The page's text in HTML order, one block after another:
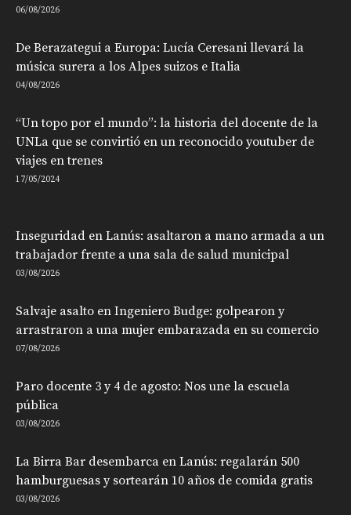
06/08/2026
De Berazategui a Europa: Lucía Ceresani llevará la
música surera a los Alpes suizos e Italia
04/08/2026
“Un topo por el mundo”: la historia del docente de la
UNLa que se convirtió en un reconocido youtuber de
viajes en trenes
17/05/2024
Inseguridad en Lanús: asaltaron a mano armada a un
trabajador frente a una sala de salud municipal
03/08/2026
Salvaje asalto en Ingeniero Budge: golpearon y
arrastraron a una mujer embarazada en su comercio
07/08/2026
Paro docente 3 y 4 de agosto: Nos une la escuela
pública
03/08/2026
La Birra Bar desembarca en Lanús: regalarán 500
hamburguesas y sortearán 10 años de comida gratis
03/08/2026